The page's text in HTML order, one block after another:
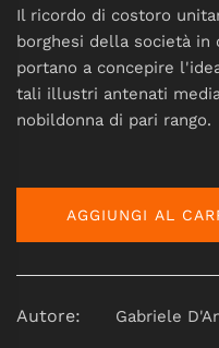
Il ricordo di costoro
borghesi della società
portano a concepire
tali illustri antenati
nobildonna di pari rango.
AGGIUNGI AL
Autore: Gabriele